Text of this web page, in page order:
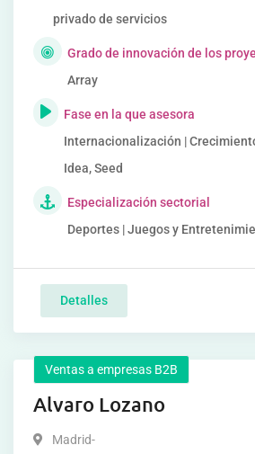
privado de servicios
Grado de innovación de los
Array
Fase en la que asesora
Internacionalización |
Idea, Seed
Especialización sectorial
Deportes | Juegos y
Detalles
Ventas a empresas B2B
Alvaro Lozano
Madrid-